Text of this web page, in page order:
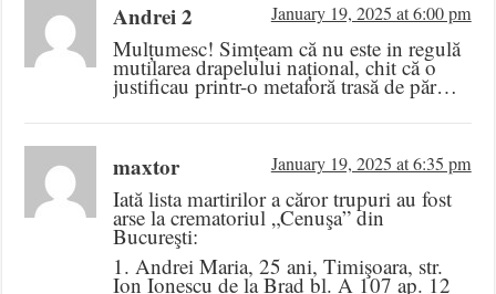
Andrei 2 January 19, 2025 at 6:00 pm
Mulțumesc! Simțeam că nu este in regulă
mutilarea drapelului național, chit că o
justificau printr-o metaforă trasă de păr…
maxtor January 19, 2025 at 6:35 pm
Iată lista martirilor a căror trupuri au fost
arse la crematoriul „Cenuşa” din
Bucureşti:
1. Andrei Maria, 25 ani, Timişoara, str.
Ion Ionescu de la Brad bl. A 107 ap. 12